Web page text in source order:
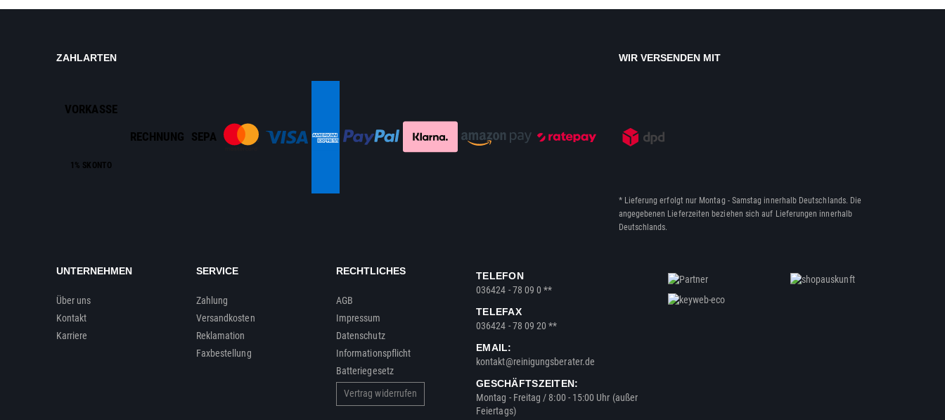
ZAHLARTEN
VORKASSE
1% SKONTO
RECHNUNG SEPA
WIR VERSENDEN MIT
* Lieferung erfolgt nur Montag - Samstag innerhalb Deutschlands. Die
angegebenen Lieferzeiten beziehen sich auf Lieferungen innerhalb
Deutschlands.
UNTERNEHMEN
Über uns
Kontakt
Karriere
SERVICE
Zahlung
Versandkosten
Reklamation
Faxbestellung
RECHTLICHES
AGB
Impressum
Datenschutz
Informationspflicht
Batteriegesetz
Vertrag widerrufen
TELEFON
036424 - 78 09 0 **
TELEFAX
036424 - 78 09 20 **
EMAIL:
kontakt@reinigungsberater.de
GESCHÄFTSZEITEN:
Montag - Freitag / 8:00 - 15:00 Uhr (außer
Feiertags)